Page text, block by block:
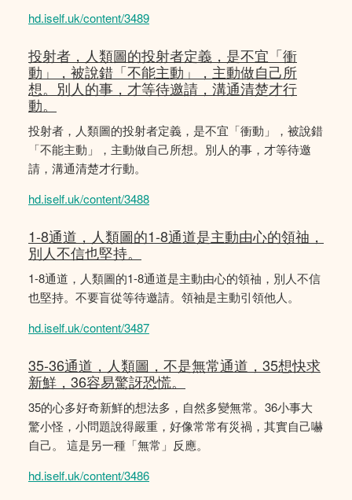
hd.iself.uk/content/3489
投射者，人類圖的投射者定義，是不宜「衝
動」，被說錯「不能主動」，主動做自己所
想。別人的事，才等待邀請，溝通清楚才行
動。
投射者，人類圖的投射者定義，是不宜「衝動」，被說錯
「不能主動」，主動做自己所想。別人的事，才等待邀
請，溝通清楚才行動。
hd.iself.uk/content/3488
1-8通道，人類圖的1-8通道是主動由心的領䄂，
別人不信也堅持。
1-8通道，人類圖的1-8通道是主動由心的領䄂，別人不信
也堅持。不要盲從等待邀請。領袖是主動引領他人。
hd.iself.uk/content/3487
35-36通道，人類圖，不是無常通道，35想快求
新鮮，36容易驚訝恐慌。
35的心多好奇新鮮的想法多，自然多變無常。36小事大
驚小怪，小問題說得嚴重，好像常常有災禍，其實自己嚇
自己。 這是另一種「無常」反應。
hd.iself.uk/content/3486